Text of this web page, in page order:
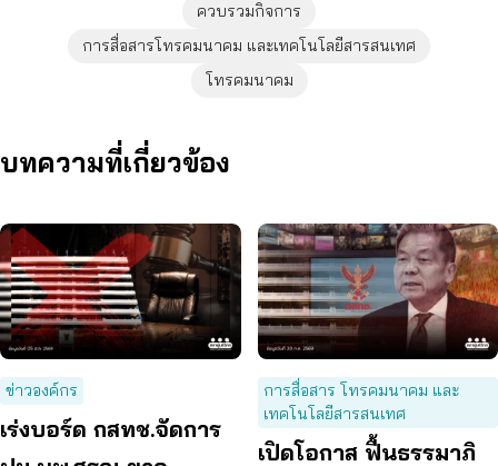
ควบรวมกิจการ
การสื่อสารโทรคมนาคม และเทคโนโลยีสารสนเทศ
โทรคมนาคม
บทความที่เกี่ยวข้อง
ข่าวองค์กร
เร่งบอร์ด กสทช.จัดการ
การสื่อสาร โทรคมนาคม และ
เทคโนโลยีสารสนเทศ
เปิดโอกาส ฟื้นธรรมาภิ